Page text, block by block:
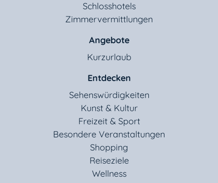
Schlosshotels
Zimmervermittlungen
Angebote
Kurzurlaub
Entdecken
Sehenswürdigkeiten
Kunst & Kultur
Freizeit & Sport
Besondere Veranstaltungen
Shopping
Reiseziele
Wellness